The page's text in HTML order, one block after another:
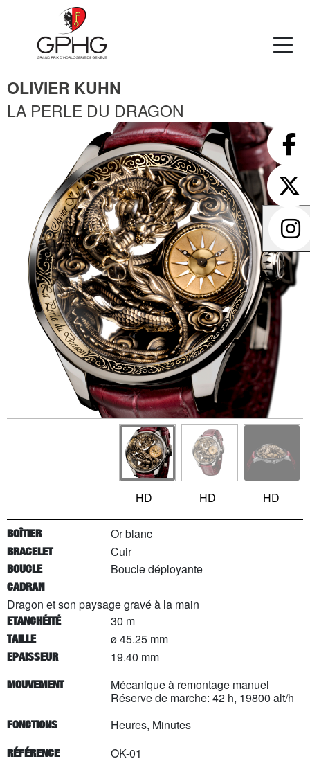
OLIVIER KUHN
LA PERLE DU DRAGON
HD HD HD
BOÎTIER Or blanc
BRACELET Cuir
BOUCLE Boucle déployante
CADRAN
Dragon et son paysage gravé à la main
ETANCHÉITÉ 30 m
TAILLE ø 45.25 mm
EPAISSEUR 19.40 mm
MOUVEMENT
Mécanique à remontage manuel
Réserve de marche: 42 h, 19800 alt/h
FONCTIONS Heures, Minutes
RÉFÉRENCE OK-01